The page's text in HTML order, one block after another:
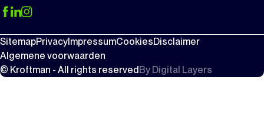
SitemapPrivacyImpressumCookiesDisclaimer
Algemene voorwaarden
© Kroftman - All rights reservedBy Digital Layers